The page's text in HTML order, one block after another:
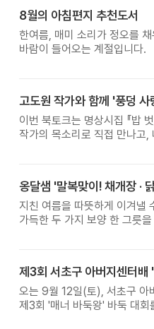
8월의 아침편지 추천도서
한여름, 매미 소리가 정오를
바람이 들어오는 계절입니다.
고도원 작가와 함께 '풍덩 사
이번 북토크는 명상시집 『밥
작가의 목소리로 직접 만나고,
옹달샘 '말복맞이! 채개장 ·
지친 여름을 따뜻하게 이겨낼
가득한 두 가지 보양 한 그릇
오는 9월 12일(토), 서초구 아
제3회 '매너 바둑왕' 바둑 대회